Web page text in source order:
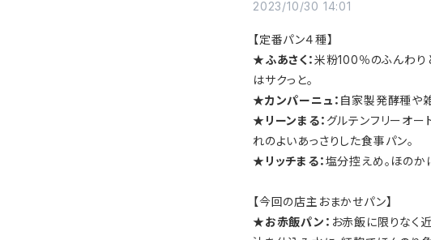
2023/10/30 14:01
【定番パン４種】
★ふあさく：米粉100％のふんわり
はサクっと。
★カンパーニュ： 自家製発酵種や
★リーンまる： グルテンフリーオ
れのよいあっさりした食事パン。
★リッチまる：塩分控えめ。ほのか
【今回の店主おまかせパン】
★お赤飯パン： お赤飯に限りなく